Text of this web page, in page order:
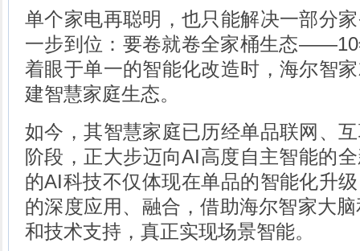
单个家电再聪明，也只能解决一部分
一步到位：要卷就卷全家桶生态
着眼于单一的智能化改造时，海尔智
建智慧家庭生态。
如今，其智慧家庭已历经单品联网、
阶段，正大步迈向AI高度自主智能的
的AI科技不仅体现在单品的智能化升
的深度应用、融合，借助海尔智家大
和技术支持，真正实现场景智能。